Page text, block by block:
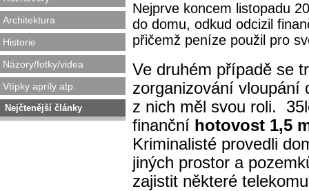
Architektura
Historie
Názory/fotky/videa
Vtípky apríly atp.
Nejčtenější články
Nejprve koncem listopadu
do domu, odkud odcizil
přičemž peníze použil pro
Ve druhém případě se
zorganizování vloupání
z nich měl svou roli.
finanční hotovost 1,5
Kriminalisté provedli
jiných prostor a
zajistit některé